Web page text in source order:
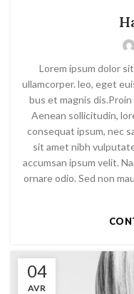
Lorem ipsum dolor
ullamcorper. leo, eget
bus et magnis
Aenean sollicitudin,
consequat ipsum, nec
sit amet nibh
accumsan ipsum velit.
ornare odio. Sed non
04
AVR